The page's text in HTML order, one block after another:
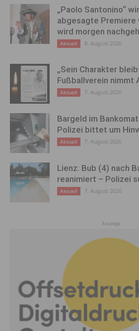
„Paolo Santonino“
abgesagte Premiere
wird morgen
Aktuell 8. August 2026
„Sein Charakter
Fußballverein nimmt
Aktuell 7. August 2026
Bargeld im
Polizei bittet um
Aktuell 7. August 2026
Lienz: Bub (4) nach
reanimiert – Polizei
Aktuell 7. August 2026
Anzeige